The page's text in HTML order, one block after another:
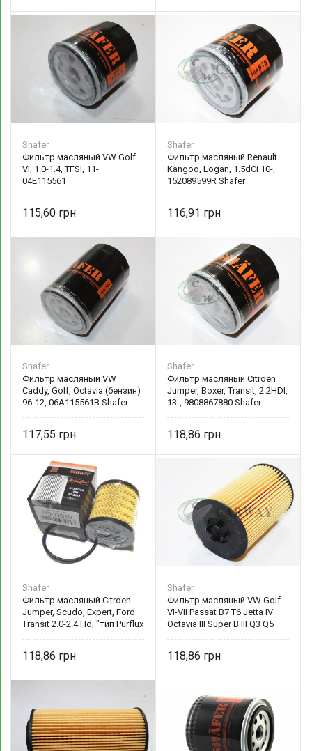
Shafer
Фильтр масляный VW Golf
VI, 1.0-1.4, TFSI, 11-
04E115561
115,60
Shafer
Фильтр масляный Renault
Kangoo, Logan, 1.5dCi 10-,
152089599R Shafer
116,91
Shafer
Фильтр масляный VW
Caddy, Golf, Octavia (бензин)
96-12, 06A115561B Shafer
117,55
Shafer
Фильтр масляный Citroen
Jumper, Boxer, Transit, 2.2HDI,
13-, 9808867880 Shafer
118,86
Shafer
Фильтр масляный Citroen
Jumper, Scudo, Expert, Ford
Transit 2.0-2.4 Hd, "тип Purflux
118,86
Shafer
Фильтр масляный VW Golf
VI-VII Passat B7 T6 Jetta IV
Octavia III Super B III Q3 Q5
118,86